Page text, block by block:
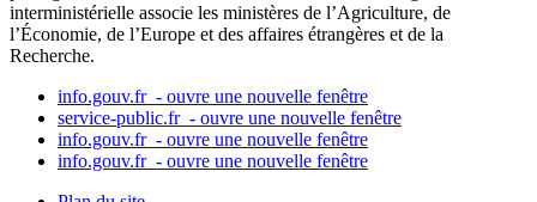
interministérielle associe les ministères de l’Agriculture, de
l’Économie, de l’Europe et des affaires étrangères et de la
Recherche.
info.gouv.fr - ouvre une nouvelle fenêtre
service-public.fr - ouvre une nouvelle fenêtre
info.gouv.fr - ouvre une nouvelle fenêtre
info.gouv.fr - ouvre une nouvelle fenêtre